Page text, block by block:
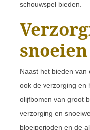
schouwspel bieden.
snoeien
Naast het bieden van
ook de verzorging en
olijfbomen van groot
verzorging en
bloeiperioden en de